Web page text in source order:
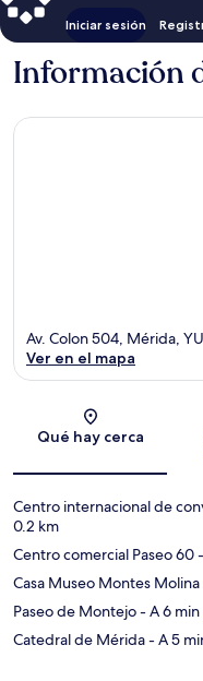
Iniciar sesión
Información
Av. Colon 504, Mérida,
Ver en el mapa
Qué hay cerca
Centro internacional de
0.2 km
Centro comercial Paseo 60
Casa Museo Montes Molina
Paseo de Montejo- A 6
Catedral de Mérida- A 5